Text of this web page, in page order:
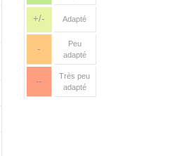
+/- Adapté
-
Peu
adapté
--
Très peu
adapté